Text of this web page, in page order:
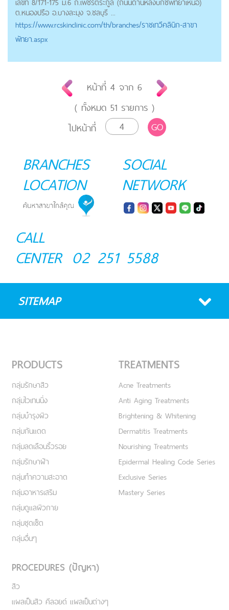
ต.หนองปรือ อ.บางละมุง จ.ชลบุรี ...
https://www.rcskinclinic.com/th/branches/ราชเทวีคลินิก-สาขา
พัทยา.aspx
หน้าที่ 4 จาก 6
( ทั้งหมด 51 รายการ )
ไปหน้าที่
GO
BRANCHES
LOCATION
SOCIAL
NETWORK
CALL
CENTER 02 251 5588
SITEMAP
PRODUCTS
กลุ่มรักษาสิว
กลุ่มไวเทนนิ่ง
กลุ่มบำรุงผิว
กลุ่มกันแดด
กลุ่มลดเลือนริ้วรอย
กลุ่มรักษาฝ้า
กลุ่มทำความสะอาด
กลุ่มอาหารเสริม
กลุ่มดูแลผิวกาย
กลุ่มชุดเซ็ต
กลุ่มอื่นๆ
TREATMENTS
Acne Treatments
Anti Aging Treatments
Brightening & Whitening
Dermatitis Treatments
Nourishing Treatments
Epidermal Healing Code Series
Exclusive Series
Mastery Series
PROCEDURES (ปัญหา)
สิว
แผลเป็นสิว คีลอยด์ แผลเป็นต่างๆ